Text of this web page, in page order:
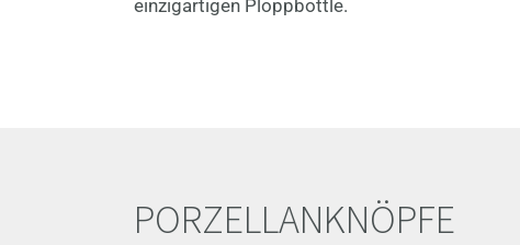
einzigartigen Ploppbottle.
PORZELLANKNÖPFE